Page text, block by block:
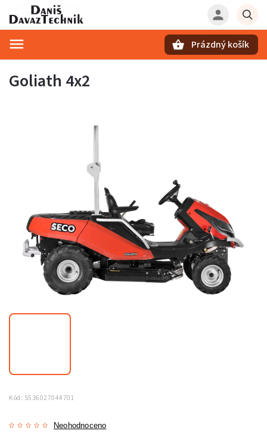
Prázdný košík
Goliath 4x2
Kód: S536027044701
Neohodnoceno